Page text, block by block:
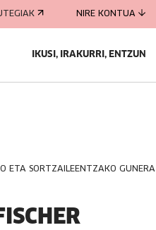
NIRE KONTUA
IKUSI, IRAKURRI, ENTZUN
ETA SORTZAILEENTZAKO GUNERA